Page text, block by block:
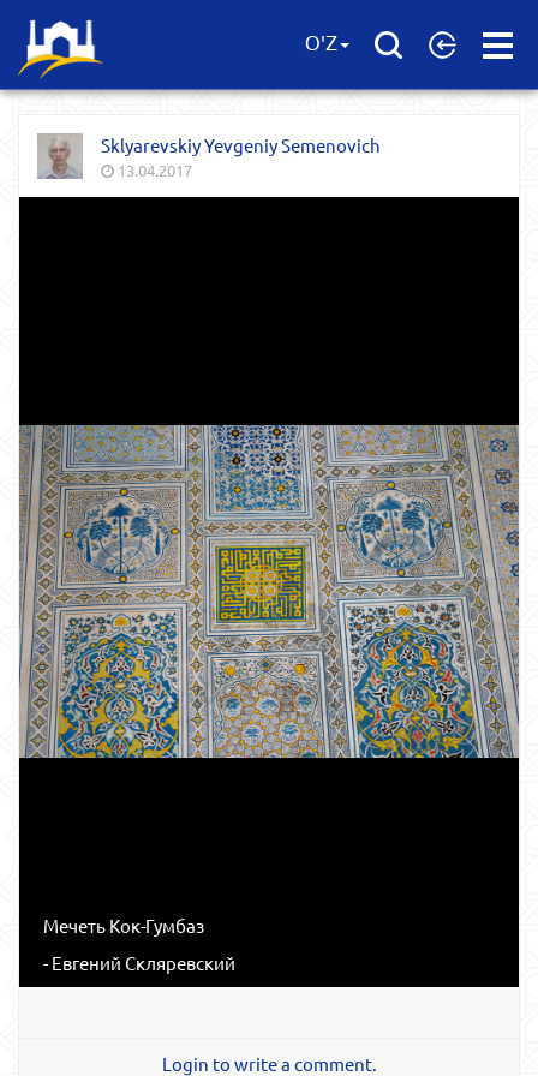
Open
O'Z
Sklyarevskiy Yevgeniy Semenovich
13.04.2017
Мечеть Кок-Гумбаз
- Евгений Скляревский
Login to write a comment.